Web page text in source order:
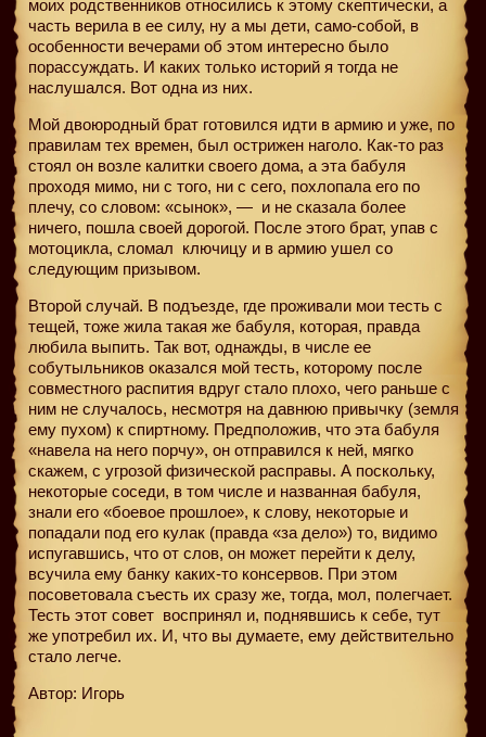
моих родственников относились к этому скептически, а
часть верила в ее силу, ну а мы дети, само-собой, в
особенности вечерами об этом интересно было
порассуждать. И каких только историй я тогда не
наслушался. Вот одна из них.
Мой двоюродный брат готовился идти в армию и уже, по
правилам тех времен, был острижен наголо. Как-то раз
стоял он возле калитки своего дома, а эта бабуля
проходя мимо, ни с того, ни с сего, похлопала его по
плечу, со словом: «сынок», — и не сказала более
ничего, пошла своей дорогой. После этого брат, упав с
мотоцикла, сломал ключицу и в армию ушел со
следующим призывом.
Второй случай. В подъезде, где проживали мои тесть с
тещей, тоже жила такая же бабуля, которая, правда
любила выпить. Так вот, однажды, в числе ее
собутыльников оказался мой тесть, которому после
совместного распития вдруг стало плохо, чего раньше с
ним не случалось, несмотря на давнюю привычку (земля
ему пухом) к спиртному. Предположив, что эта бабуля
«навела на него порчу», он отправился к ней, мягко
скажем, с угрозой физической расправы. А поскольку,
некоторые соседи, в том числе и названная бабуля,
знали его «боевое прошлое», к слову, некоторые и
попадали под его кулак (правда «за дело») то, видимо
испугавшись, что от слов, он может перейти к делу,
всучила ему банку каких-то консервов. При этом
посоветовала съесть их сразу же, тогда, мол, полегчает.
Тесть этот совет воспринял и, поднявшись к себе, тут
же употребил их. И, что вы думаете, ему действительно
стало легче.
Автор: Игорь